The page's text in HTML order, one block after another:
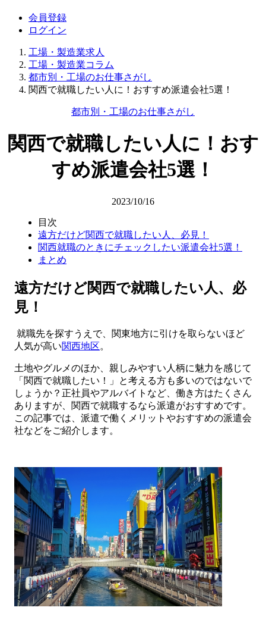
会員登録
ログイン
工場・製造業求人
工場・製造業コラム
都市別・工場のお仕事さがし
関西で就職したい人に！おすすめ派遣会社5選！
都市別・工場のお仕事さがし
関西で就職したい人に！おす
すめ派遣会社5選！
2023/10/16
目次
遠方だけど関西で就職したい人、必見！
関西就職のときにチェックしたい派遣会社5選！
まとめ
遠方だけど関西で就職したい人、必
見！
就職先を探すうえで、関東地方に引けを取らないほど
人気が高い関西地区。
土地やグルメのほか、親しみやすい人柄に魅力を感じて
「関西で就職したい！」と考える方も多いのではないで
しょうか？正社員やアルバイトなど、働き方はたくさん
ありますが、関西で就職するなら派遣がおすすめです。
この記事では、派遣で働くメリットやおすすめの派遣会
社などをご紹介します。